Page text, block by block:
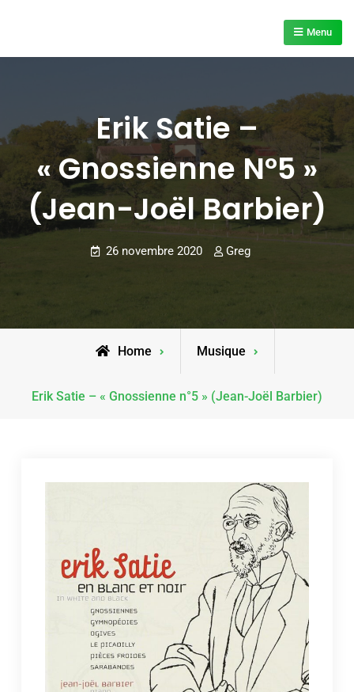
Menu
Erik Satie –
« Gnossienne N°5 »
(Jean-Joël Barbier)
26 novembre 2020 Greg
Home Musique
Erik Satie – « Gnossienne n°5 » (Jean-Joël Barbier)